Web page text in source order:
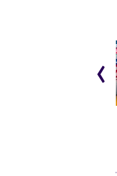
Junior en vivo: la
final llegará a
‹